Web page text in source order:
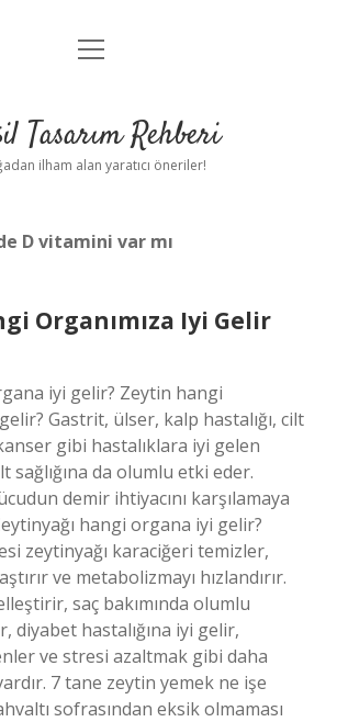
Anasayfa
Yasal Uyarı
menüyü
Tasarım Rehberi
ilham alan yaratıcı öneriler!
D vitamini var mı
Organımıza Iyi Gelir
iyi gelir? Zeytin hangi
Gastrit, ülser, kalp hastalığı, cilt
gibi hastalıklara iyi gelen
sağlığına da olumlu etki eder.
demir ihtiyacını karşılamaya
hangi organa iyi gelir?
zeytinyağı karaciğeri temizler,
ve metabolizmayı hızlandırır.
saç bakımında olumlu
diyabet hastalığına iyi gelir,
ve stresi azaltmak gibi daha
7 tane zeytin yemek ne işe
sofrasından eksik olmaması